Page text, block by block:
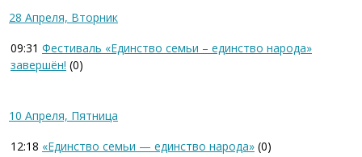
28 Апреля, Вторник
09:31 Фестиваль «Единство семьи – единство народа»
завершён! (0)
10 Апреля, Пятница
12:18 «Единство семьи — единство народа» (0)